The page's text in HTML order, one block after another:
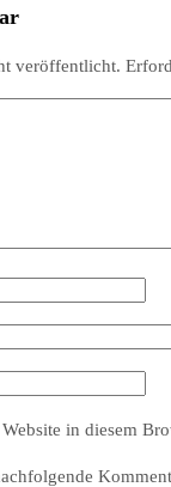
veröffentlicht.
in diesem